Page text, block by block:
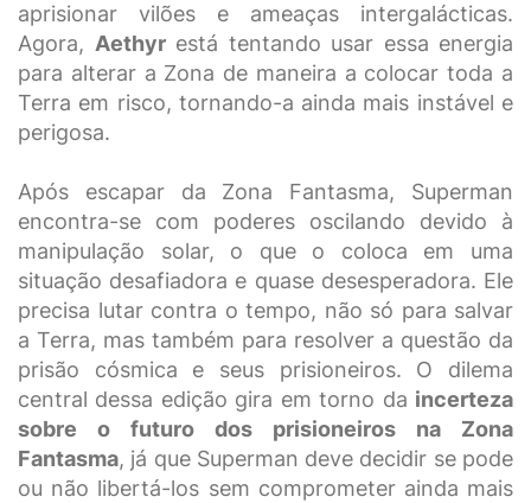
aprisionar vilões e ameaças intergalácticas.
Agora, Aethyrestá tentando usar essa energia
para alterar a Zona de maneira a colocar toda a
Terra em risco, tornando-a ainda mais instável e
perigosa.
Após escapar da Zona Fantasma, Superman
encontra-se com poderes oscilando devido à
manipulação solar, o que o coloca em uma
situação desafiadora e quase desesperadora. Ele
precisa lutar contra o tempo, não só para salvar
a Terra, mas também para resolver a questão da
prisão cósmica e seus prisioneiros. O dilema
central dessa edição gira em torno da incerteza
sobre o futuro dos prisioneiros na Zona
Fantasma, já que Superman deve decidir se pode
ou não libertá-los sem comprometer ainda mais